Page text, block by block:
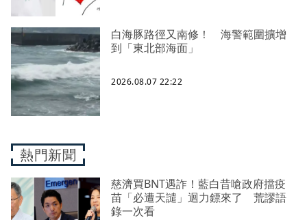
白海豚路徑又南修！ 海警範圍擴增
到「東北部海面」
2026.08.07 22:22
熱門新聞
慈濟買BNT遇詐！藍白昔嗆政府擋疫
苗「必遭天譴」迴力鏢來了 荒謬語
錄一次看